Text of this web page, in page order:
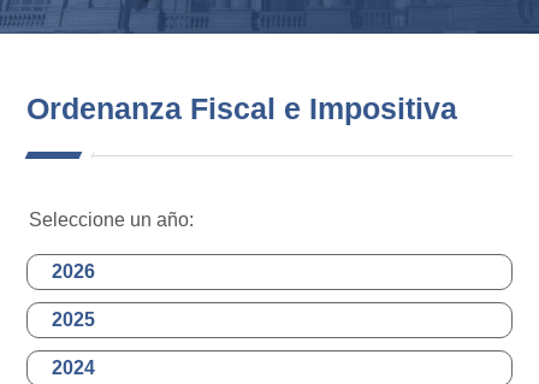
Ordenanza Fiscal e Impositiva
Seleccione un año:
2026
2025
2024